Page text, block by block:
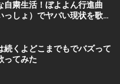
粛生活！ぼよよん行進曲
っしょ）でヤバい現状を歌で
続くよどこまでもでバズって
ってみた